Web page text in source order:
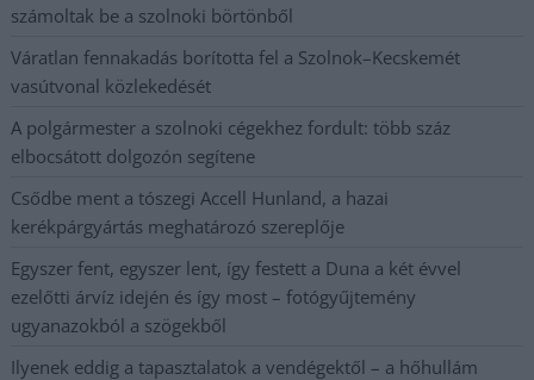
számoltak be a szolnoki börtönből
Váratlan fennakadás borította fel a Szolnok–Kecskemét
vasútvonal közlekedését
A polgármester a szolnoki cégekhez fordult: több száz
elbocsátott dolgozón segítene
Csődbe ment a tószegi Accell Hunland, a hazai
kerékpárgyártás meghatározó szereplője
Egyszer fent, egyszer lent, így festett a Duna a két évvel
ezelőtti árvíz idején és így most – fotógyűjtemény
ugyanazokból a szögekből
Ilyenek eddig a tapasztalatok a vendégektől – a hőhullám